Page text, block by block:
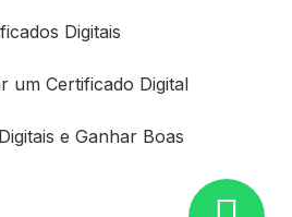
Digitais
um Certificado Digital
e Ganhar Boas